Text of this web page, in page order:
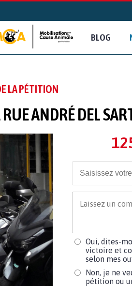
BLOG
LA PÉTITION
ANDRÉ DEL
Oui, dites-
victoire et
selon mes
Non, je ne
pétition ou